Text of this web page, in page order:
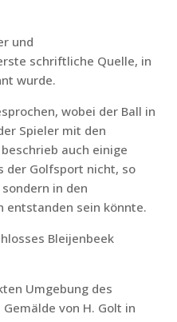
und
schriftliche Quelle, in
wurde.
wobei der Ball in
Spieler mit den
auch einige
der Golfsport nicht, so
in den
entstanden sein könnte.
Bleijenbeek
Umgebung des
von H. Golt in